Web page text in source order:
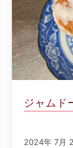
ジャムド
2024年 7月